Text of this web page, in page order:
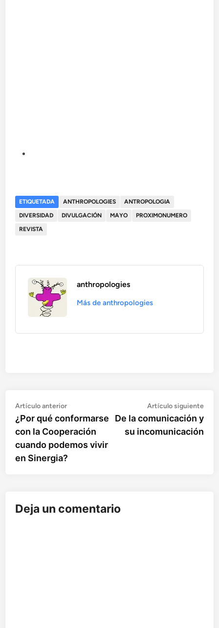
ETIQUETADA ANTHROPOLOGIES
ANTROPOLOGIA
DIVERSIDAD
DIVULGACIÓN MAYO
PROXIMONUMERO
REVISTA
anthropologies
Más de anthropologies
Navegación
de
entradas
Artículo anteriorArtículo
anterior:
¿Por qué conformarse
con la Cooperación
cuando podemos vivir
en Sinergia?
Artículo siguiente
De la comunicación y
su incomunicación
Deja un comentario